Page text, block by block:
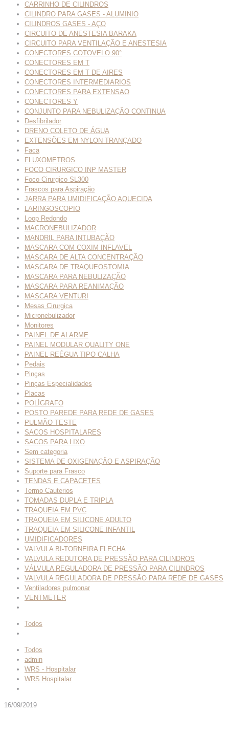
CARRINHO DE CILINDROS
CILINDRO PARA GASES - ALUMINIO
CILINDROS GASES - AÇO
CIRCUITO DE ANESTESIA BARAKA
CIRCUITO PARA VENTILAÇÃO E ANESTESIA
CONECTORES COTOVELO 90°
CONECTORES EM T
CONECTORES EM T DE AIRES
CONECTORES INTERMEDIARIOS
CONECTORES PARA EXTENSAO
CONECTORES Y
CONJUNTO PARA NEBULIZAÇÃO CONTINUA
Desfibrilador
DRENO COLETO DE ÁGUA
EXTENSÕES EM NYLON TRANÇADO
Faca
FLUXOMETROS
FOCO CIRURGICO INP MASTER
Foco Cirurgico SL300
Frascos para Aspiração
JARRA PARA UMIDIFICAÇÃO AQUECIDA
LARINGOSCOPIO
Loop Redondo
MACRONEBULIZADOR
MANDRIL PARA INTUBAÇÃO
MASCARA COM COXIM INFLAVEL
MASCARA DE ALTA CONCENTRAÇÃO
MASCARA DE TRAQUEOSTOMIA
MASCARA PARA NEBULIZAÇÃO
MASCARA PARA REANIMAÇÃO
MASCARA VENTURI
Mesas Cirurgica
Micronebulizador
Monitores
PAINEL DE ALARME
PAINEL MODULAR QUALITY ONE
PAINEL REÉGUA TIPO CALHA
Pedais
Pinças
Pinças Especialidades
Placas
POLÍGRAFO
POSTO PAREDE PARA REDE DE GASES
PULMÃO TESTE
SACOS HOSPITALARES
SACOS PARA LIXO
Sem categoria
SISTEMA DE OXIGENAÇÃO E ASPIRAÇÃO
Suporte para Frasco
TENDAS E CAPACETES
Termo Cauterios
TOMADAS DUPLA E TRIPLA
TRAQUEIA EM PVC
TRAQUEIA EM SILICONE ADULTO
TRAQUEIA EM SILICONE INFANTIL
UMIDIFICADORES
VALVULA BI-TORNEIRA FLECHA
VALVULA REDUTORA DE PRESSÃO PARA CILINDROS
VÁLVULA REGULADORA DE PRESSÃO PARA CILINDROS
VALVULA REGULADORA DE PRESSÃO PARA REDE DE GASES
Ventiladores pulmonar
VENTMETER
Todos
Todos
admin
WRS - Hospitalar
WRS Hospitalar
16/09/2019